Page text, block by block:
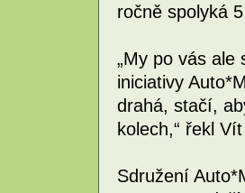
ročně spolyká
„My po vás ale
iniciativy
drahá, stačí,
kolech,“ řekl
Sdružení